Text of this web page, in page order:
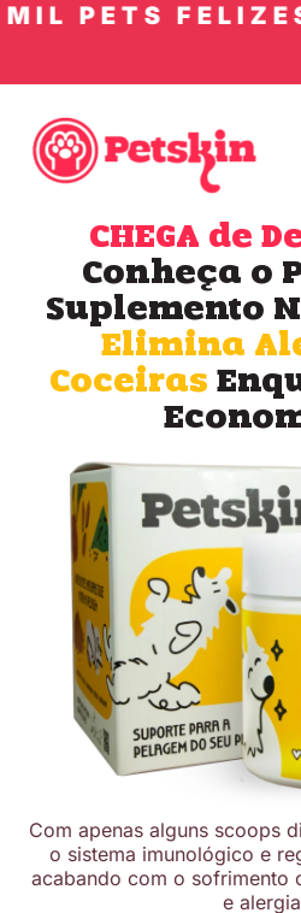
PETS
CHEGA de
Conheça o
Suplemento
Elimina
Coceiras
Com apenas alguns scoops
o sistema imunológico e
acabando com o sofrimento
e